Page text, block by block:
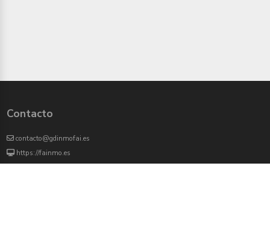
Contacto
contacto@gdinmofai.es
https://fainmo.es